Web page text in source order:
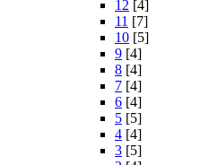
12 [4]
11 [7]
10 [5]
9 [4]
8 [4]
7 [4]
6 [4]
5 [5]
4 [4]
3 [5]